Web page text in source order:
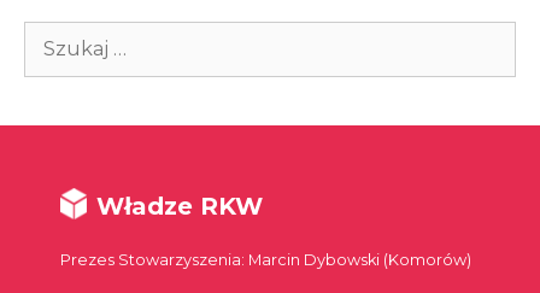
Szukaj:
Władze RKW
Prezes Stowarzyszenia: Marcin Dybowski (Komorów)